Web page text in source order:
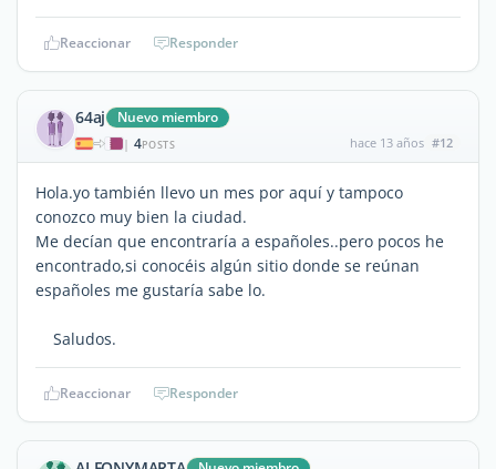
Reaccionar Responder
64aj Nuevo miembro
| 4POSTS hace 13 años #12
Hola.yo también llevo un mes por aquí y tampoco
conozco muy bien la ciudad.
Me decían que encontraría a españoles..pero pocos he
encontrado,si conocéis algún sitio donde se reúnan
españoles me gustaría sabe lo.
Saludos.
Reaccionar Responder